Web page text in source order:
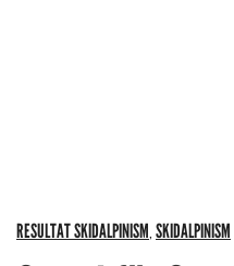
RESULTAT SKIDALPINISM, SKIDALPINISM